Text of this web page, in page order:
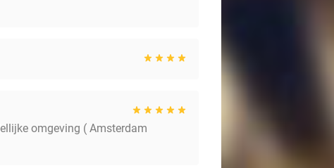
omgeving ( Amsterdam